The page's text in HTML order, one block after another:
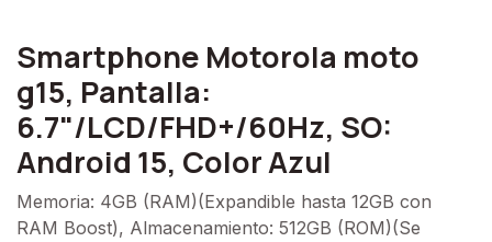
Smartphone Motorola moto
g15, Pantalla:
6.7"/LCD/FHD+/60Hz, SO:
Android 15, Color Azul
Memoria: 4GB (RAM)(Expandible hasta 12GB con
RAM Boost), Almacenamiento: 512GB (ROM)(Se